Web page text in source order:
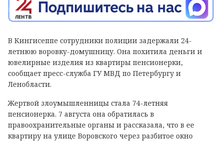
В Кингисеппе сотрудники полиции задержали 24-
летнюю воровку-домушницу. Она похитила деньги и
ювелирные изделия из квартиры пенсионерки,
сообщает пресс-служба ГУ МВД по Петербургу и
Ленобласти.
Жертвой злоумышленницы стала 74-летняя
пенсионерка. 7 августа она обратилась в
правоохранительные органы и рассказала, что в ее
квартиру на улице Воровского через разбитое окно